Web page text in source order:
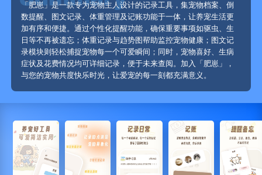
「肥崽」是一款专为宠物主人设计的记录工具，集宠物档案、倒
数提醒、图文记录、体重管理及记账功能于一体，让养宠生活更
加有序和便捷。通过个性化提醒功能，确保重要事项如驱虫、生
日等不再被遗忘；体重记录与趋势图帮助监控宠物健康；图文记
录模块则轻松捕捉宠物每一个可爱瞬间；同时，宠物喜好、生病
症状及花费情况均可详细记录，便于未来查阅。加入「肥崽」，
与您的宠物共度快乐时光，让爱宠的每一刻都充满意义。